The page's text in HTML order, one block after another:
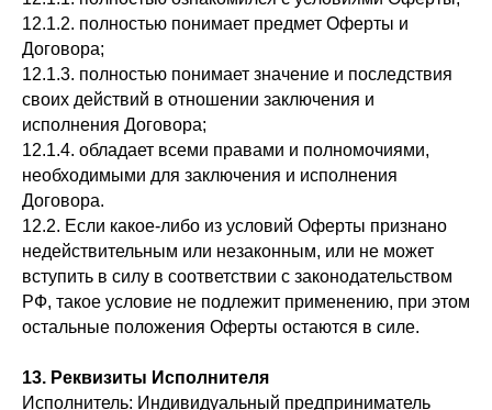
12.1.2. полностью понимает предмет Оферты и
Договора;
12.1.3. полностью понимает значение и последствия
своих действий в отношении заключения и
исполнения Договора;
12.1.4. обладает всеми правами и полномочиями,
необходимыми для заключения и исполнения
Договора.
12.2. Если какое-либо из условий Оферты признано
недействительным или незаконным, или не может
вступить в силу в соответствии с законодательством
РФ, такое условие не подлежит применению, при этом
остальные положения Оферты остаются в силе.
13. Реквизиты Исполнителя
Исполнитель: Индивидуальный предприниматель